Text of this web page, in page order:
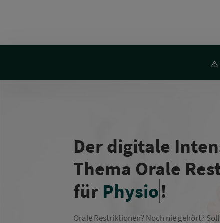
Der digitale
Thema Orale
für Physiothera
Orale Restriktionen? Noch nie gehört?